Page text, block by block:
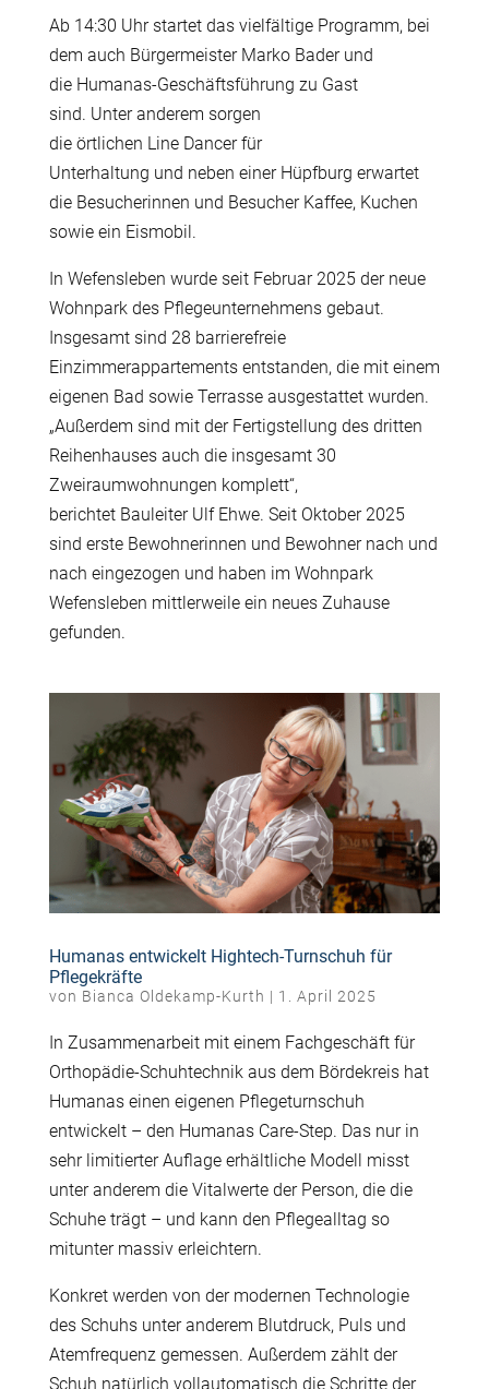
Ab 14:30 Uhr startet das vielfältige Programm, bei
dem auch Bürgermeister Marko Bader und
die Humanas-Geschäftsführung zu Gast
sind. Unter anderem sorgen
die örtlichen Line Dancer für
Unterhaltung und neben einer Hüpfburg erwartet
die Besucherinnen und Besucher Kaffee, Kuchen
sowie ein Eismobil.
In Wefensleben wurde seit Februar 2025 der neue
Wohnpark des Pflegeunternehmens gebaut.
Insgesamt sind 28 barrierefreie
Einzimmerappartements entstanden, die mit einem
eigenen Bad sowie Terrasse ausgestattet wurden.
„Außerdem sind mit der Fertigstellung des dritten
Reihenhauses auch die insgesamt 30
Zweiraumwohnungen komplett“,
berichtet Bauleiter Ulf Ehwe. Seit Oktober 2025
sind erste Bewohnerinnen und Bewohner nach und
nach eingezogen und haben im Wohnpark
Wefensleben mittlerweile ein neues Zuhause
gefunden.
Humanas entwickelt Hightech-Turnschuh für
Pflegekräfte
von Bianca Oldekamp-Kurth | 1. April 2025
In Zusammenarbeit mit einem Fachgeschäft für
Orthopädie-Schuhtechnik aus dem Bördekreis hat
Humanas einen eigenen Pflegeturnschuh
entwickelt – den Humanas Care-Step. Das nur in
sehr limitierter Auflage erhältliche Modell misst
unter anderem die Vitalwerte der Person, die die
Schuhe trägt – und kann den Pflegealltag so
mitunter massiv erleichtern.
Konkret werden von der modernen Technologie
des Schuhs unter anderem Blutdruck, Puls und
Atemfrequenz gemessen. Außerdem zählt der
Schuh natürlich vollautomatisch die Schritte der